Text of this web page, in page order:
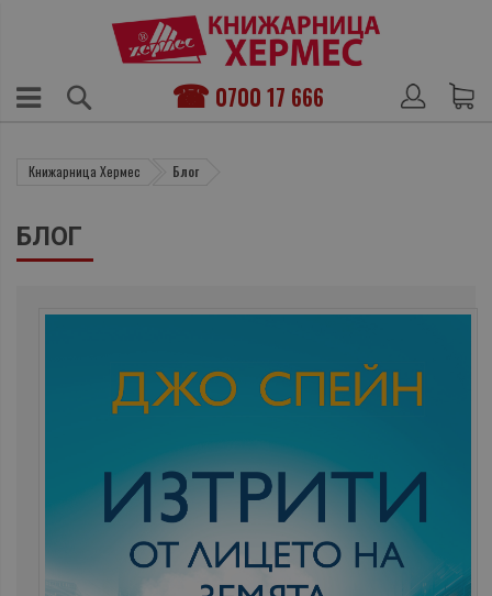
0700 17 666
Книжарница Хермес Блог
БЛОГ